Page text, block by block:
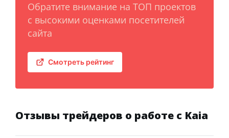
Обратите внимание на ТОП проектов
с высокими оценками посетителей
сайта
Смотреть рейтинг
Отзывы трейдеров о работе с Kaia